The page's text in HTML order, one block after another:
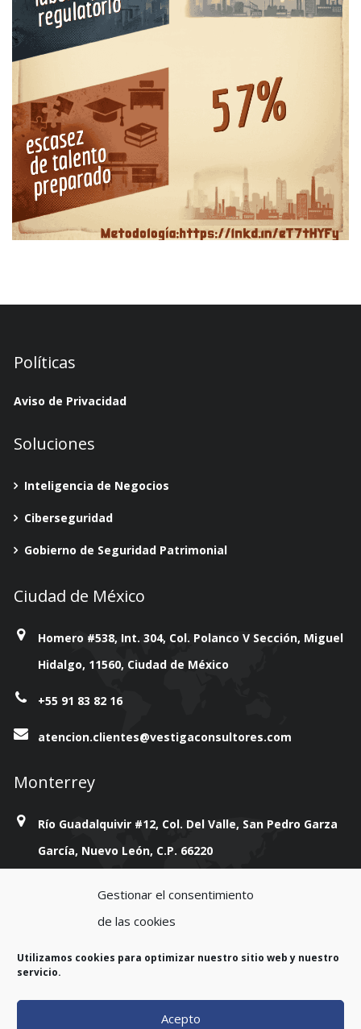
Gestionar el consentimiento
de las cookies
Utilizamos cookies para optimizar nuestro sitio web y nuestro
servicio.
Acepto
Políticas
Aviso de Privacidad
Soluciones
Inteligencia de Negocios
Ciberseguridad
Gobierno de Seguridad Patrimonial
Ciudad de México
Homero #538, Int. 304, Col. Polanco V Sección, Miguel
Hidalgo, 11560, Ciudad de México
+55 91 83 82 16
atencion.clientes@vestigaconsultores.com
Monterrey
Río Guadalquivir #12, Col. Del Valle, San Pedro Garza
García, Nuevo León, C.P. 66220
atencion.clientes@vestigaconsultores.com